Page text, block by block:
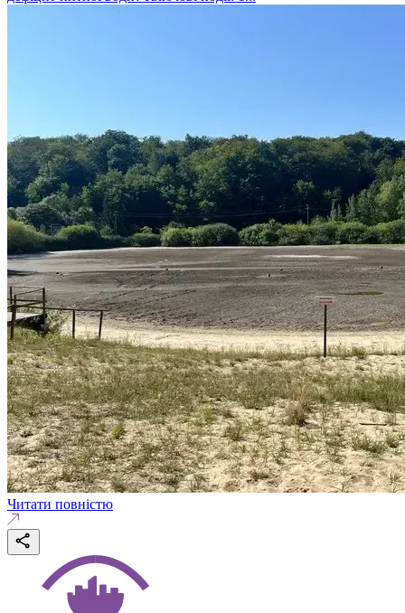
Читати повністю